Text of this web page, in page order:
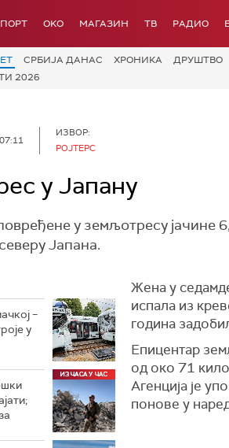
OKO МАГАЗИН ТВ РАДИО
СРБИЈА ДАНАС ХРОНИКА ДРУШТВО
2026
ИЗВОР:
РОЈТЕРС
у Јапану
у земљотресу јачине
Јапана.
–
у
Жена у
испала из
година
Епицентар
од око 71
Агенција је
понове у